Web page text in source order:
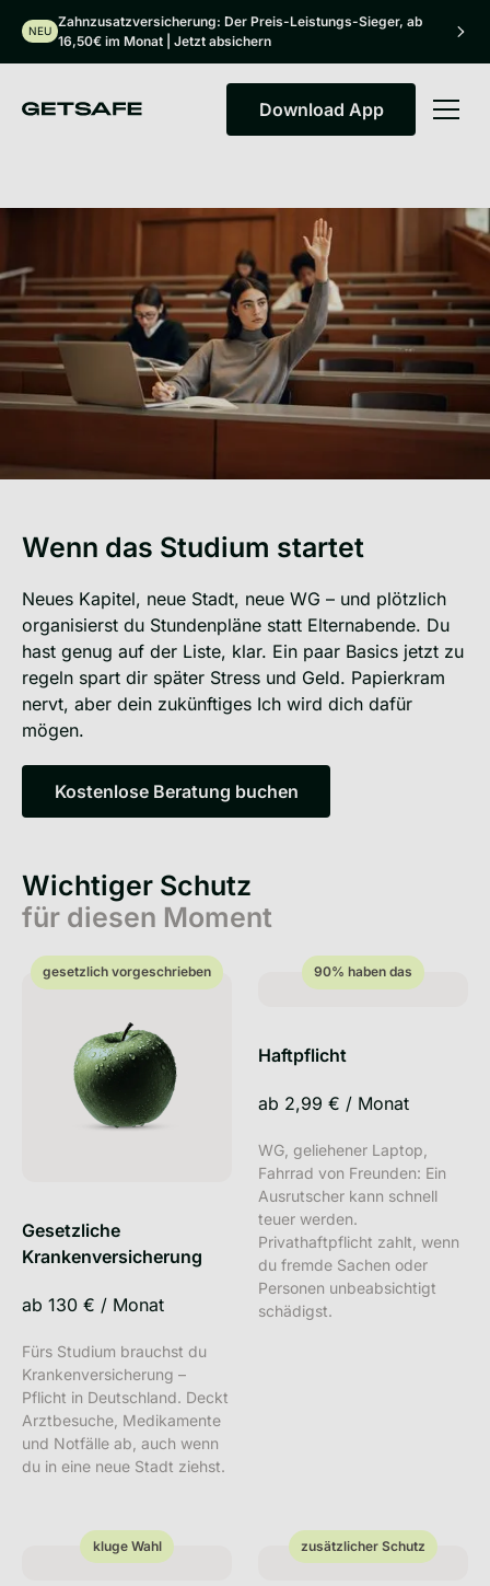
NEU
Zahnzusatzversicherung: Der Preis-Leistungs-Sieger, ab
16,50€ im Monat | Jetzt absichern
Download App
Download App
Wenn das Studium startet
Neues Kapitel, neue Stadt, neue WG – und plötzlich
organisierst du Stundenpläne statt Elternabende. Du
hast genug auf der Liste, klar. Ein paar Basics jetzt zu
regeln spart dir später Stress und Geld. Papierkram
nervt, aber dein zukünftiges Ich wird dich dafür
mögen.
Kostenlose Beratung buchen
Kostenlose Beratung buchen
Wichtiger Schutz
für diesen Moment
gesetzlich vorgeschrieben
Gesetzliche
Krankenversicherung
ab 130 € / Monat
Fürs Studium brauchst du
Krankenversicherung –
Pflicht in Deutschland. Deckt
Arztbesuche, Medikamente
und Notfälle ab, auch wenn
du in eine neue Stadt ziehst.
gesetzlich vorgeschrieben 90% haben das
Haftpflicht
ab 2,99 € / Monat
WG, geliehener Laptop,
Fahrrad von Freunden: Ein
Ausrutscher kann schnell
teuer werden.
Privathaftpflicht zahlt, wenn
du fremde Sachen oder
Personen unbeabsichtigt
schädigst.
90% haben das
kluge Wahl
kluge Wahl zusätzlicher Schutz
zusätzlicher Schutz